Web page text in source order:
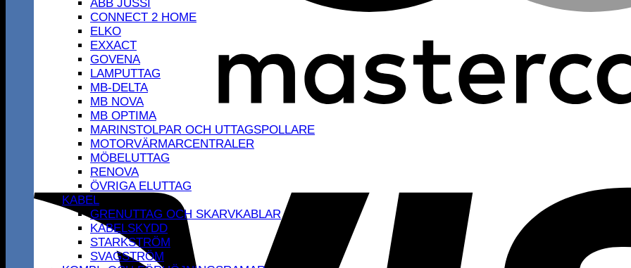
ABB JUSSI
CONNECT 2 HOME
ELKO
EXXACT
GOVENA
LAMPUTTAG
MB-DELTA
MB NOVA
MB OPTIMA
MARINSTOLPAR OCH UTTAGSPOLLARE
MOTORVÄRMARCENTRALER
MÖBELUTTAG
RENOVA
ÖVRIGA ELUTTAG
KABEL
GRENUTTAG OCH SKARVKABLAR
KABELSKYDD
STARKSTRÖM
SVAGSTRÖM